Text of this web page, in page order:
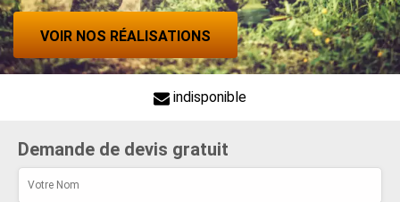
VOIR NOS RÉALISATIONS
indisponible
Demande de devis gratuit